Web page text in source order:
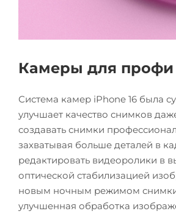
Камеры для профи
Система камер iPhone 16 была
улучшает качество снимков
создавать снимки
захватывая больше деталей в
редактировать видеоролики в
оптической стабилизацией
новым ночным режимом
улучшенная обработка